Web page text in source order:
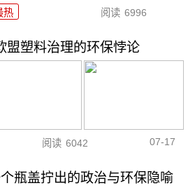
热 阅读 6996
盟塑料治理的环保悖论
阅读 6042 07-17
瓶盖拧出的政治与环保隐喻